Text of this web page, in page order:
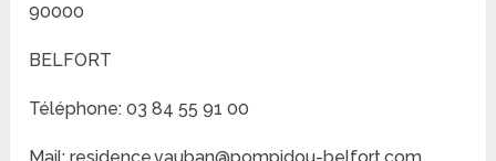
90000
BELFORT
Téléphone: 03 84 55 91 00